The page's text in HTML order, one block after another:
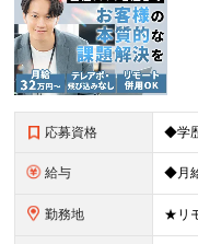
応募資格
給与
勤務地